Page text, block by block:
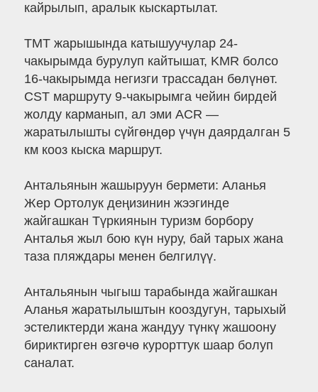
кайрылып, аралык кыскартылат.
TMT жарышында катышуучулар 24-
чакырымда бурулуп кайтышат, KMR болсо
16-чакырымда негизги трассадан бөлүнөт.
CST маршруту 9-чакырымга чейин бирдей
жолду карманып, ал эми ACR —
жаратылышты сүйгөндөр үчүн даярдалган 5
км кооз кыска маршрут.
Антальянын жашыруун бермети: Аланья
Жер Ортолук деңизинин жээгинде
жайгашкан Түркиянын туризм борбору
Анталья жыл бою күн нуру, бай тарых жана
таза пляждары менен белгилүү.
Антальянын чыгыш тарабында жайгашкан
Аланья жаратылыштын кооздугун, тарыхый
эстеликтерди жана жандуу түнкү жашоону
бириктирген өзгөчө курорттук шаар болуп
саналат.